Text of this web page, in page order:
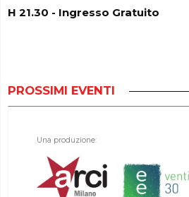
H 21.30 - Ingresso Gratuito
PROSSIMI EVENTI
Una produzione: